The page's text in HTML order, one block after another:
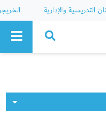
التدريسية والإدارية